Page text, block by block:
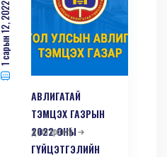
1 сарын 12, 2022
АВЛИГАТАЙ
ТЭМЦЭХ ГАЗРЫН
2022 ОНЫ
ГҮЙЦЭТГЭЛИЙН
дэлгэрэнгүй